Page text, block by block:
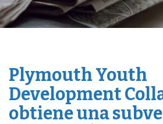
Plymouth Youth
Development
obtiene una